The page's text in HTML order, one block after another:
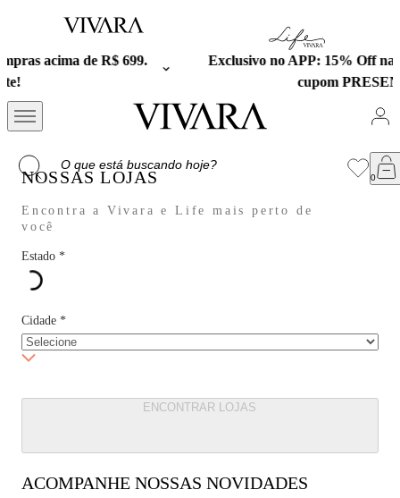
Exclusivo no APP: 15% Off na primeira compra com o
NOSSAS LOJAS
Encontra a Vivara e Life mais perto de
você
Estado *
Cidade *
ENCONTRAR LOJAS
ACOMPANHE NOSSAS NOVIDADES